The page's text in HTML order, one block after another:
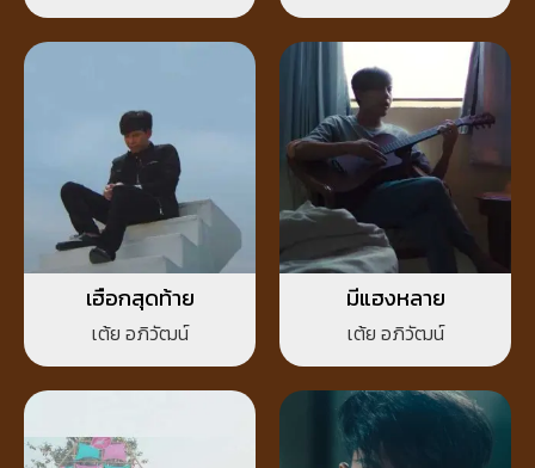
เฮือกสุดท้าย
เต้ย อภิวัฒน์
มีแฮงหลาย
เต้ย อภิวัฒน์